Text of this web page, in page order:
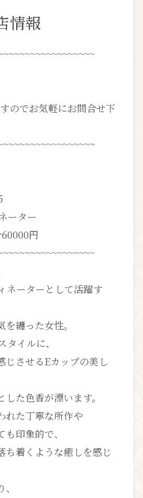
情報
のでお気軽にお問合せ下
ーター
円
ネーターとして活躍す
纏った女性。
イルに、
じさせるEカップの美し
た色香が漂います。
れた丁寧な所作や
印象的で、
ち着くような癒しを感じ